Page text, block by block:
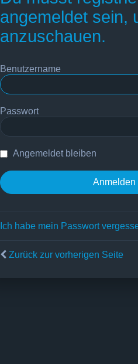
angemeldet sein,
anzuschauen.
Benutzername
Passwort
Angemeldet bleiben
Ich habe mein Passwort
Zurück zur vorherigen Seite